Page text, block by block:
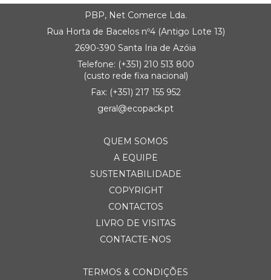
PBP, Net Comerce Lda.
Rua Horta de Bacelos nº4 (Antigo Lote 13)
2690-390 Santa Iria de Azóia
Telefone: (+351) 210 513 800
(custo rede fixa nacional)
Fax: (+351) 217 155 952
geral@ecopack.pt
QUEM SOMOS
A EQUIPE
SUSTENTABILIDADE
COPYRIGHT
CONTACTOS
LIVRO DE VISITAS
CONTACTE-NOS
TERMOS & CONDIÇÕES